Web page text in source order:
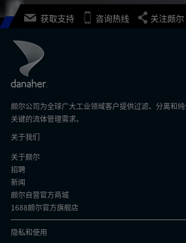
获取支持 咨询热线 关注颇尔
颇尔公司为全球广大工业领域客户提供过滤、分离和
关键的流体管理需求。
关于我们
关于颇尔
招聘
新闻
颇尔自营官方商城
1688颇尔官方旗舰店
隐私和使用